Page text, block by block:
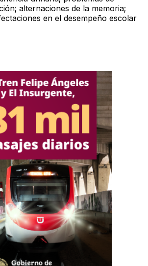
alternaciones de la memoria;
en el desempeño escolar